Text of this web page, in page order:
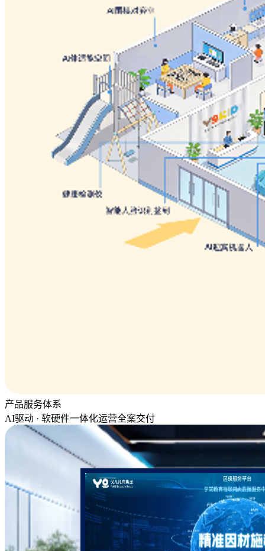
产品服务体系
AI驱动 · 软硬件一体化运营全案交付